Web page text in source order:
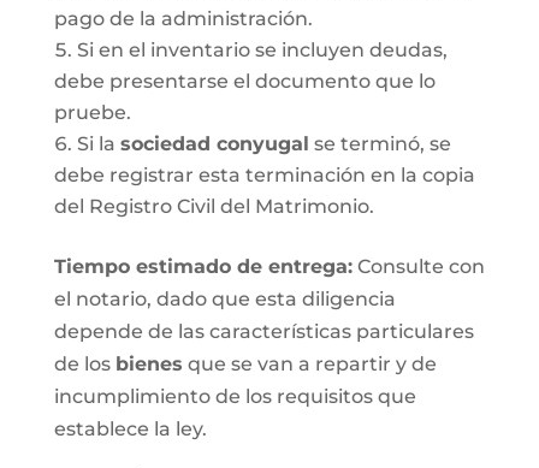
pago de la administración.
Si en el inventario se incluyen deudas,
debe presentarse el documento que lo
pruebe.
Si la sociedad conyugal se terminó, se
debe registrar esta terminación en la copia
del Registro Civil del Matrimonio.
Tiempo estimado de entrega:Consulte con
el notario, dado que esta diligencia
depende de las características particulares
de los bienes que se van a repartir y de
incumplimiento de los requisitos que
establece la ley.